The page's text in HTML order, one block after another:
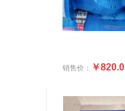
销售价： ￥820.0